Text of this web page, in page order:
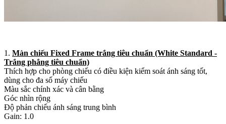
1. Màn chiếu Fixed Frame trắng tiêu chuẩn (White Standard -
Trắng phẳng tiêu chuẩn)
Thích hợp cho phòng chiếu có điều kiện kiểm soát ánh sáng tốt,
dùng cho đa số máy chiếu
Màu sắc chính xác và cân bằng
Góc nhìn rộng
Độ phản chiếu ánh sáng trung bình
Gain: 1.0